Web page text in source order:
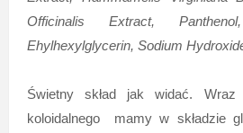
Officinalis Extract,
Ehylhexylglycerin, Sodium
Świetny skład jak widać.
koloidalnego mamy w składzie